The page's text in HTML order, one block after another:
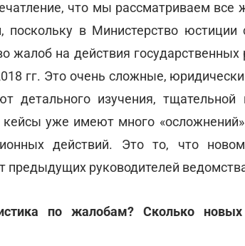
что мы рассматриваем все
поскольку в Министерство юстиции
жалоб на действия
гг. Это очень сложные,
детального изучения, тщательной
уже имеют много
действий. Это то, что
предыдущих руководителей
по жалобам? Сколько